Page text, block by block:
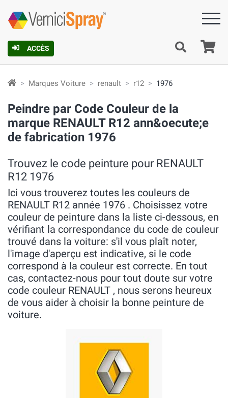
ACCÈS
Marques Voiture renault r12 1976
Peindre par Code Couleur de la
marque RENAULT R12 ann&oecute;e
de fabrication 1976
Trouvez le code peinture pour RENAULT
R12 1976
Ici vous trouverez toutes les couleurs de
RENAULT R12 année 1976 . Choisissez votre
couleur de peinture dans la liste ci-dessous, en
vérifiant la correspondance du code de couleur
trouvé dans la voiture: s'il vous plaît noter,
l'image d'aperçu est indicative, si le code
correspond à la couleur est correcte. En tout
cas, contactez-nous pour tout doute sur votre
code couleur RENAULT , nous serons heureux
de vous aider à choisir la bonne peinture de
voiture.